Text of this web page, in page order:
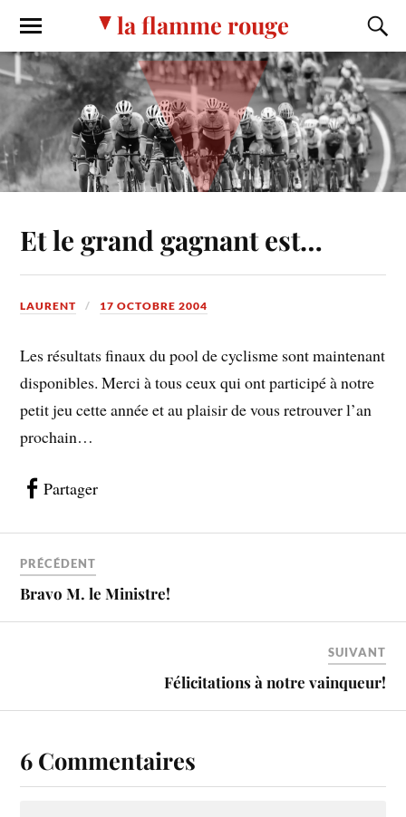
la flamme rouge
Et le grand gagnant est…
LAURENT 17 OCTOBRE 2004
Les résultats finaux du pool de cyclisme sont maintenant
disponibles. Merci à tous ceux qui ont participé à notre
petit jeu cette année et au plaisir de vous retrouver l’an
prochain…
Partager
PRÉCÉDENT
Bravo M. le Ministre!
SUIVANT
Félicitations à notre vainqueur!
6 Commentaires